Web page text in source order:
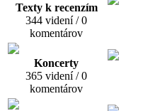
Texty k recenzím
344 videní / 0
komentárov
Koncerty
365 videní / 0
komentárov